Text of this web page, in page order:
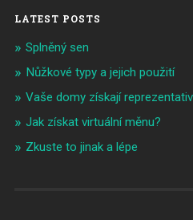
LATEST POSTS
Splněný sen
Nůžkové typy a jejich použití
Vaše domy získají
Jak získat virtuální měnu?
Zkuste to jinak a lépe